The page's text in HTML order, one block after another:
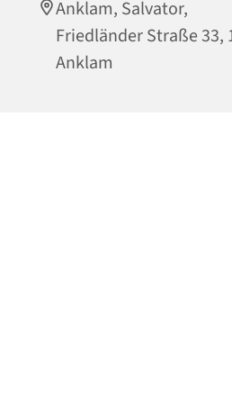
Anklam, Salvator,
Friedländer Straße 33,
Anklam